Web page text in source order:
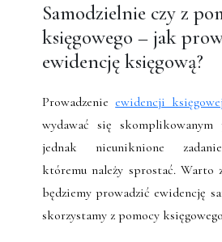
Samodzielnie czy z
księgowego – jak
ewidencję księgową?
Prowadzenie ewidencji
wydawać się skomplikowanym
jednak nieuniknione
któremu należy sprostać. Warto
będziemy prowadzić ewidencję
skorzystamy z pomocy